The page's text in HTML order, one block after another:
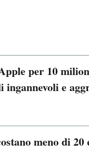
per 10
e
meno di 20